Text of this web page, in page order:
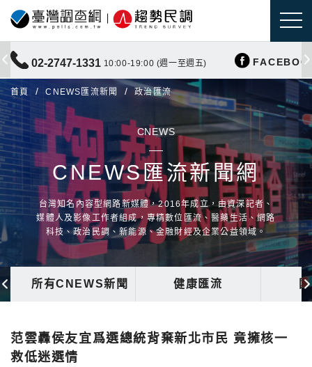
02-2747-1331 10:00-19:00 (週一至週五)
首頁 CNEWS匯流新聞 政治匯流
CNEWS
CNEWS匯流新聞網
台灣知名內容型網路新媒體，2016年成立，由資深記者、
媒體人及影像工作者組成，專精數位匯流、醫藥生活、網路
科技、政治民調、新能源、金融財經及企業公益領域。
所有CNEWS新聞 健康匯流
范雲轟侯友宜爲選總統背棄新北市民 竟擁核一
救低迷選情